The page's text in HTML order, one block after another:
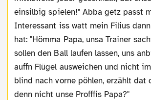
einsilbig spielen!" Abba getz passt
Interessant iss watt mein Filius
hat: "Hömma Papa, unsa Trainer
sollen den Ball laufen lassen, uns
auffn Flügel ausweichen und nicht
blind nach vorne pöhlen, erzählt dat
denn nicht unse Profffis Papa?"